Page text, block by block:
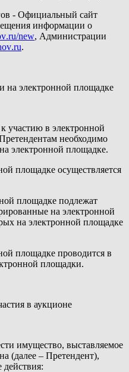
- Официальный сайт
информации о
.ru/new, Администрации
.ru.
на электронной площадке
участию в электронной
необходимо
электронной площадке.
площадке осуществляется
площадке подлежат
на электронной
на электронной площадке
площадке проводится в
площадки.
в аукционе
имущество, выставляемое
(далее – Претендент),
действия: